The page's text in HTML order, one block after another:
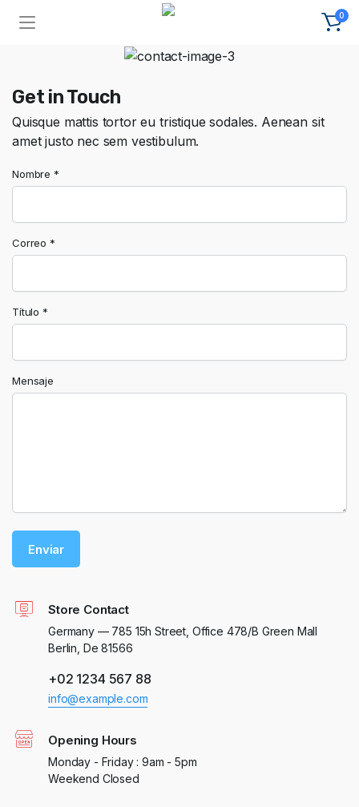
0
Get in Touch
Quisque mattis tortor eu tristique sodales. Aenean sit
amet justo nec sem vestibulum.
Nombre *
Correo *
Título *
Mensaje
Store Contact
Germany — 785 15h Street, Office 478/B Green Mall
Berlin, De 81566
+02 1234 567 88
info@example.com
Opening Hours
Monday - Friday : 9am - 5pm
Weekend Closed